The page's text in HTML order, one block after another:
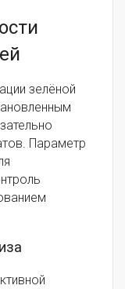
зелёной
Параметр